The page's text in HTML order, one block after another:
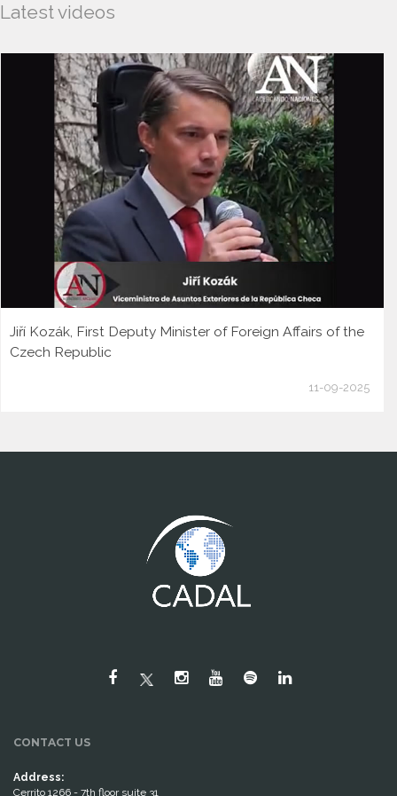
Latest videos
Jiří Kozák, First Deputy Minister of Foreign Affairs of the
Czech Republic
11-09-2025
CONTACT US
Address:
Cerrito 1266 - 7th floor suite 31